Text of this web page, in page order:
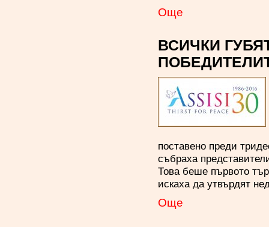
Oще
ВСИЧКИ
поставено преди
събраха
Това беше първото
искаха да утвърдят
Oще